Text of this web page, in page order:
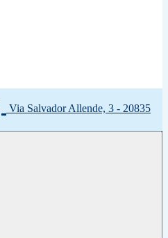
Via Salvador Allende, 3 - 20835